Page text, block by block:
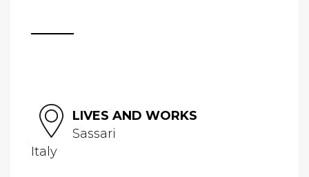
LIVES AND WORKS
Sassari
Italy